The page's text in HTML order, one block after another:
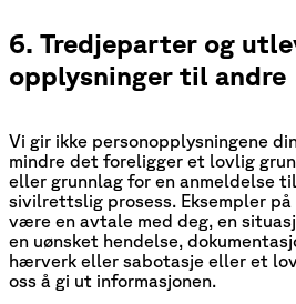
6. Tredjeparter og
opplysninger til andre
Vi gir ikke personopplysningene
mindre det foreligger et lovlig
eller grunnlag for en anmeldelse
sivilrettslig prosess. Eksempler
være en avtale med deg, en
en uønsket hendelse,
hærverk eller sabotasje eller et
oss å gi ut informasjonen.